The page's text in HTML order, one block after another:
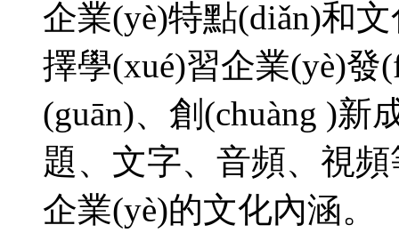
企業(yè)特點(diǎn)和文
擇學(xué)習企業(yè)發
(guān)、創(chuàng
題、文字、音頻、
企業(yè)的文化內涵。